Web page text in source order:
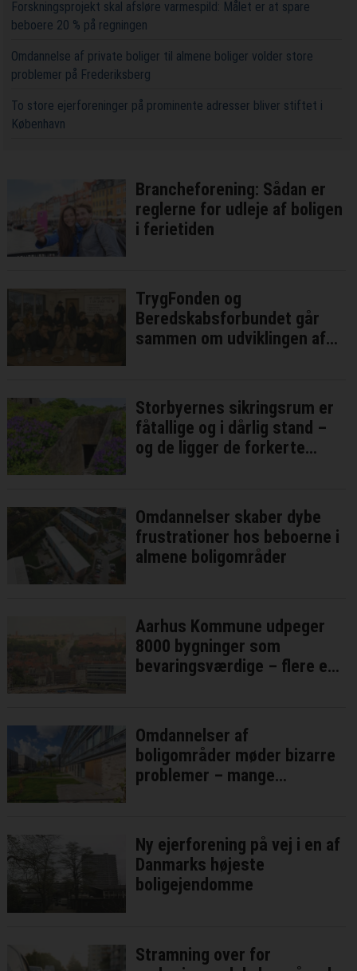
Forskningsprojekt skal afsløre varmespild: Målet er at spare
beboere 20 % på regningen
Omdannelse af private boliger til almene boliger volder store
problemer på Frederiksberg
To store ejerforeninger på prominente adresser bliver stiftet i
København
Brancheforening: Sådan er
reglerne for udleje af boligen
i ferietiden
TrygFonden og
Beredskabsforbundet går
sammen om udviklingen af
Storbyernes sikringsrum er
fåtallige og i dårlig stand –
og de ligger de forkerte
Omdannelser skaber dybe
frustrationer hos beboerne i
almene boligområder
Aarhus Kommune udpeger
8000 bygninger som
bevaringsværdige – flere er
Omdannelser af
boligområder møder bizarre
problemer – mange
Ny ejerforening på vej i en af
Danmarks højeste
boligejendomme
Stramning over for